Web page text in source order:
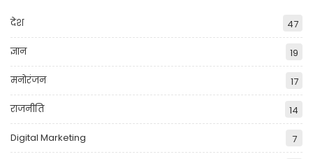
देश 47
ज्ञान 19
मनोरंजन 17
राजनीति 14
Digital Marketing 7